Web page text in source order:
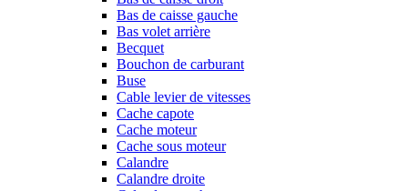
Bas de caisse gauche
Bas volet arrière
Becquet
Bouchon de carburant
Buse
Cable levier de vitesses
Cache capote
Cache moteur
Cache sous moteur
Calandre
Calandre droite